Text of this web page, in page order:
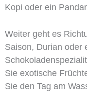
Kopi oder ein
Weiter geht es
Saison, Durian oder
Sie exotische
Sie den Tag am